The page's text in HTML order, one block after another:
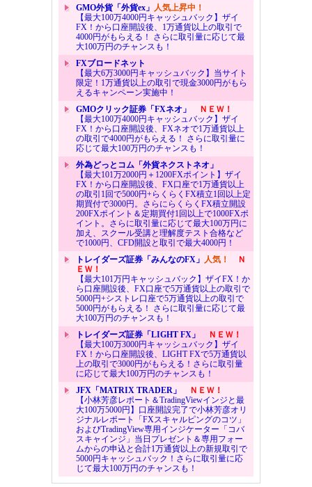
GMO外貨「外貨ex」 人気上昇中！
【最大100万4000円キャッシュバック】ザイ
FX！から口座開設後、1万通貨以上の取引で
4000円がもらえる！ さらに取引量に応じて最
大100万円のチャンスも！
FXブロードネット
【最大6万3000円キャッシュバック】当サイト
限定！1万通貨以上の取引で現金3000円がもら
えるキャンペーン実施中！
GMOクリック証券「FXネオ」
ＮＥＷ！
【最大100万4000円キャッシュバック】ザイ
FX！から口座開設後、FXネオで1万通貨以上
の取引で4000円がもらえる！ さらに取引量に
応じて最大100万円のチャンスも！
外為どっとコム「外貨ネクストネオ」
【最大101万2000円＋1200FXポイント】ザイ
FX！から口座開設後、FX口座で1万通貨以上
の取引1回で5000円+らくらくFX積立1回以上定
期買付で3000円。さらにらくらくFX積立開設
200FXポイント＆定期買付1回以上で1000FXポ
イント。さらに取引量に応じて最大100万円に
加え、スクール受講と理解度テスト合格など
で1000円、CFD開設と取引で最大4000円！
トレイダーズ証券「みんなのFX」 人気！
Ｎ
ＥＷ！
【最大101万円キャッシュバック】ザイFX！か
ら口座開設後、FX口座で5万通貨以上の取引で
5000円+シストレ口座で5万通貨以上の取引で
5000円がもらえる！ さらに取引量に応じて最
大100万円のチャンスも！
トレイダーズ証券「LIGHT FX」
ＮＥＷ！
【最大100万3000円キャッシュバック】ザイ
FX！から口座開設後、LIGHT FXで5万通貨以
上の取引で3000円がもらえる！さらに取引量
に応じて最大100万円のチャンスも！
JFX「MATRIX TRADER」
ＮＥＷ！
【小林芳彦レポート＆TradingViewインジと最
大100万5000円】口座開設完了で小林芳彦オリ
ジナルレポート「FXスキャルピングのコツ」
およびTradingView専用インジケーター「コバ
スキャインジ」当日プレゼント＆専用フォー
ムからの申込と合計1万通貨以上の新規取引で
5000円キャッシュバック！さらに取引量に応
じて最大100万円のチャンスも！